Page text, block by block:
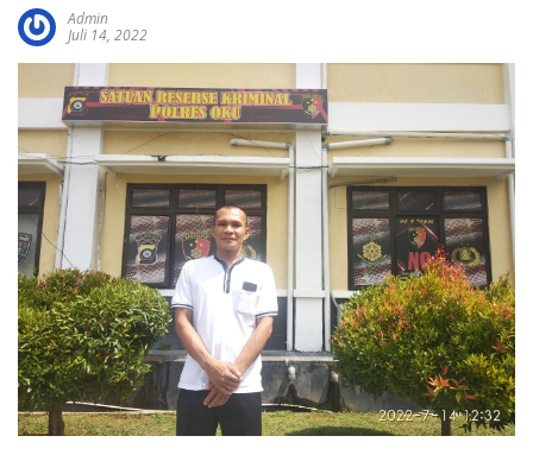
Admin
Juli 14, 2022